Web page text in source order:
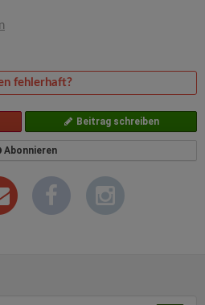
fehlerhaft?
Beitrag schreiben
Abonnieren